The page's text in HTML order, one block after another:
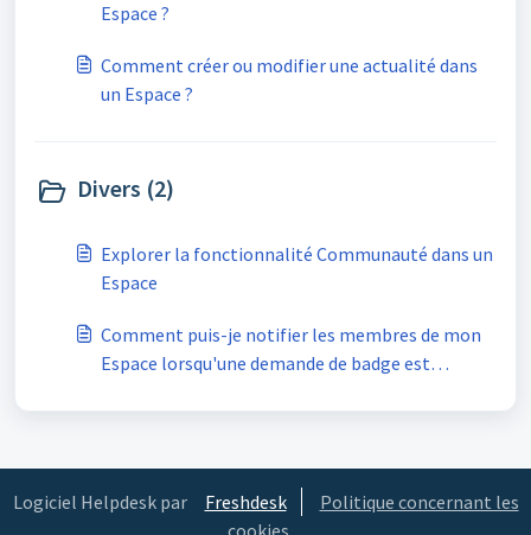
Espace ?
Comment créer ou modifier une actualité dans
un Espace ?
Divers (2)
Explorer la fonctionnalité Communauté dans un
Espace
Comment puis-je notifier les membres de mon
Espace lorsqu'une demande de badge est
Logiciel Helpdesk par Freshdesk
Politique concernant les
cookies